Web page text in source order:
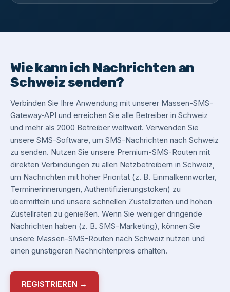
Wie kann ich Nachrichten an
Schweiz senden?
Verbinden Sie Ihre Anwendung mit unserer Massen-SMS-
Gateway-API und erreichen Sie alle Betreiber in Schweiz
und mehr als 2000 Betreiber weltweit. Verwenden Sie
unsere SMS-Software, um SMS-Nachrichten nach Schweiz
zu senden. Nutzen Sie unsere Premium-SMS-Routen mit
direkten Verbindungen zu allen Netzbetreibern in Schweiz,
um Nachrichten mit hoher Priorität (z. B. Einmalkennwörter,
Terminerinnerungen, Authentifizierungstoken) zu
übermitteln und unsere schnellen Zustellzeiten und hohen
Zustellraten zu genießen. Wenn Sie weniger dringende
Nachrichten haben (z. B. SMS-Marketing), können Sie
unsere Massen-SMS-Routen nach Schweiz nutzen und
einen günstigeren Nachrichtenpreis erhalten.
REGISTRIEREN →